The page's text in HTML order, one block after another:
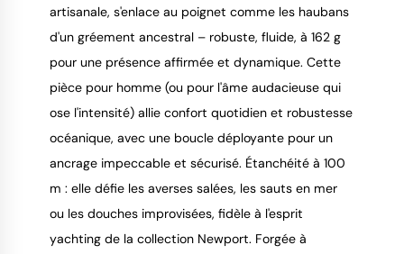
artisanale, s'enlace au poignet comme les haubans
d'un gréement ancestral – robuste, fluide, à 162 g
pour une présence affirmée et dynamique. Cette
pièce pour homme (ou pour l'âme audacieuse qui
ose l'intensité) allie confort quotidien et robustesse
océanique, avec une boucle déployante pour un
ancrage impeccable et sécurisé. Étanchéité à 100
m : elle défie les averses salées, les sauts en mer
ou les douches improvisées, fidèle à l'esprit
yachting de la collection Newport. Forgée à